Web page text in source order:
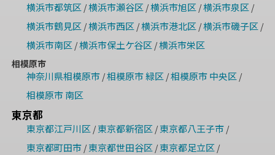
横浜市都筑区/横浜市瀬谷区/横浜市旭区/横浜市泉区/
横浜市鶴見区/横浜市西区/横浜市港北区/横浜市磯子区/
横浜市南区/横浜市保土ケ谷区/横浜市栄区
相模原市
神奈川県相模原市/相模原市 緑区/相模原市 中央区/
相模原市 南区
東京都
東京都江戸川区/ 東京都新宿区/ 東京都八王子市/
東京都町田市/ 東京都世田谷区/ 東京都足立区/